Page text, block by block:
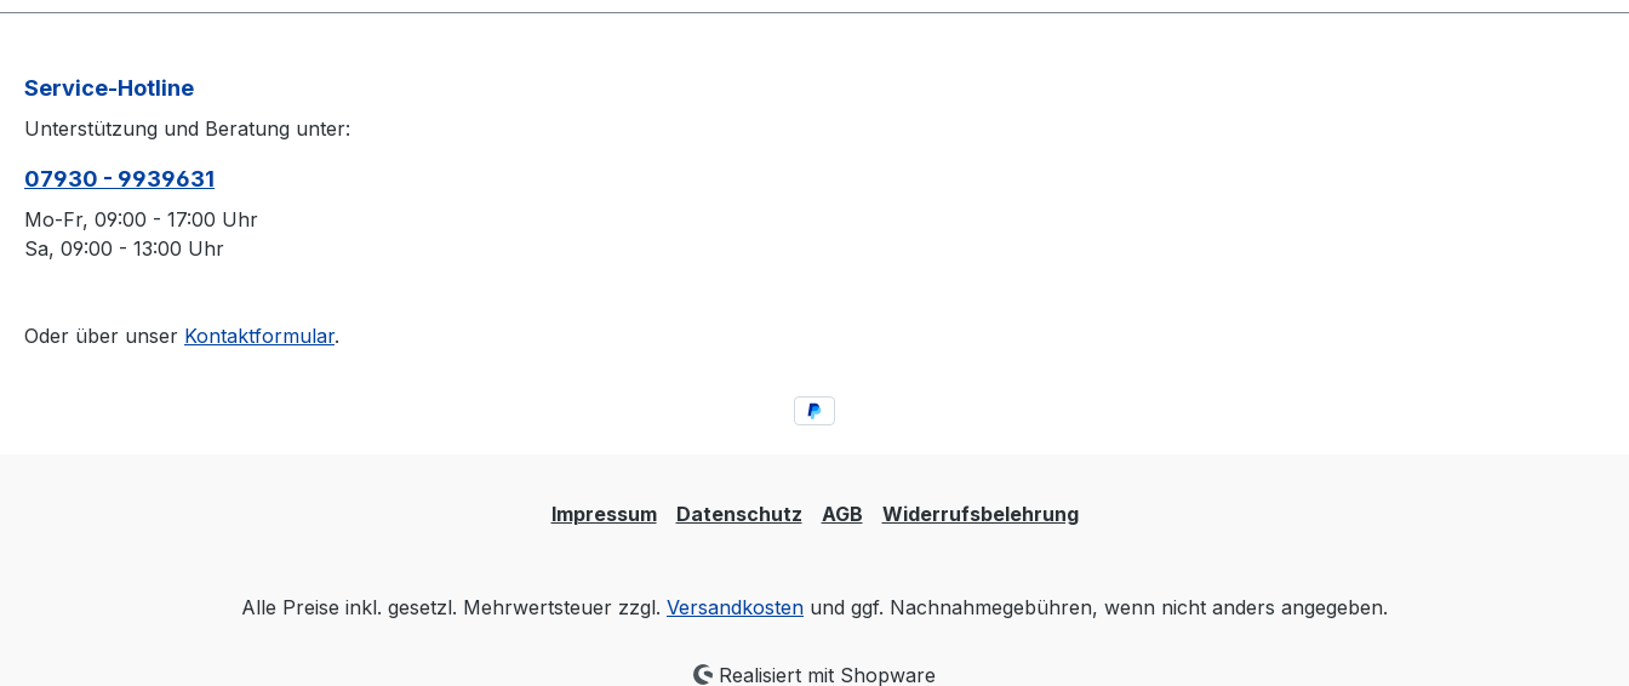
Service-Hotline
Unterstützung und Beratung unter:
07930 - 9939631
Mo-Fr, 09:00 - 17:00 Uhr
Sa, 09:00 - 13:00 Uhr
Oder über unser Kontaktformular.
Impressum Datenschutz AGB Widerrufsbelehrung
Alle Preise inkl. gesetzl. Mehrwertsteuer zzgl. Versandkosten und ggf. Nachnahmegebühren, wenn nicht anders angegeben.
Realisiert mit Shopware